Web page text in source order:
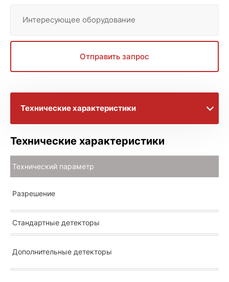
Интересующее оборудование
Отправить запрос
Технические характеристики
Брошюра с информацией
Расширенное описание
Технические характеристики
Технический параметр
Разрешение
Стандартные детекторы
Дополнительные детекторы